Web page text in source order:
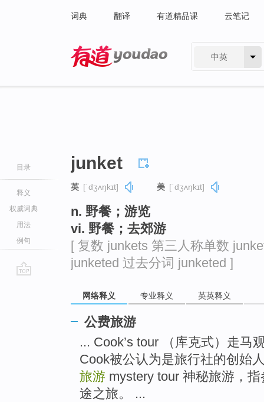
词典 翻译 有道精品课 云笔记
中英
目录
释义
权威词典
用法
例句
junket
英 [ˈdʒʌŋkɪt] 美 [ˈdʒʌŋkɪt]
n. 野餐；游览
vi. 野餐；去郊游
[ 复数 junkets 第三人称单数
junketed 过去分词 junketed ]
网络释义 专业释义 英英释义
公费旅游
... Cook’s tour （库克式）走马
Cook被公认为是旅行社的创始
旅游 mystery tour 神秘旅游，
途之旅。 ...